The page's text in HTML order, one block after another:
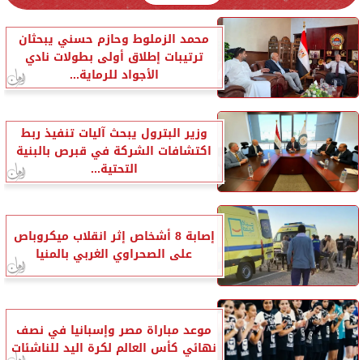
محمد الزملوط وحازم حسني يبحثان
ترتيبات إطلاق أولى بطولات نادي
الأجواد للرماية...
وزير البترول يبحث آليات تنفيذ ربط
اكتشافات الشركة في قبرص بالبنية
التحتية...
إصابة 8 أشخاص إثر انقلاب ميكروباص
على الصحراوي الغربي بالمنيا
موعد مباراة مصر وإسبانيا في نصف
نهائي كأس العالم لكرة اليد للناشئات